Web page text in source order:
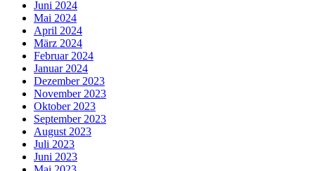
Juni 2024
Mai 2024
April 2024
März 2024
Februar 2024
Januar 2024
Dezember 2023
November 2023
Oktober 2023
September 2023
August 2023
Juli 2023
Juni 2023